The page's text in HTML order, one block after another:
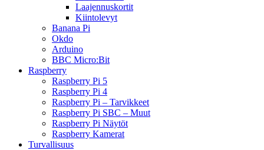
Laajennuskortit
Kiintolevyt
Banana Pi
Okdo
Arduino
BBC Micro:Bit
Raspberry
Raspberry Pi 5
Raspberry Pi 4
Raspberry Pi – Tarvikkeet
Raspberry Pi SBC – Muut
Raspberry Pi Näytöt
Raspberry Kamerat
Turvallisuus